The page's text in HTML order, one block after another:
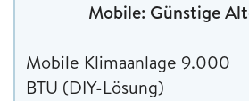
Mobile: Günstige
Mobile Klimaanlage 9.000
BTU (DIY-Lösung)